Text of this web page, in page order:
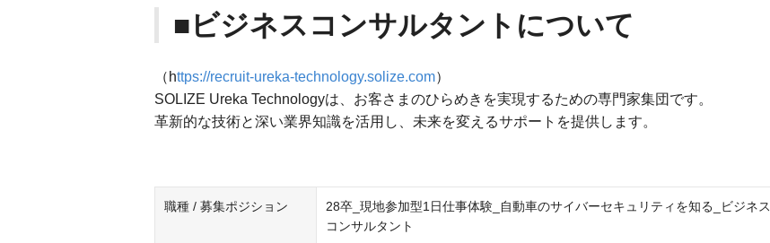
■ビジネスコンサルタントについて
（https://recruit-ureka-technology.solize.com）
SOLIZE Ureka Technologyは、お客さまのひらめきを実現するための専門家集団です。
革新的な技術と深い業界知識を活用し、未来を変えるサポートを提供します。
職種 / 募集ポジション
28卒_現地参加型1日仕事体験_自動車のサイバーセキュリティを知る_ビジネス
コンサルタント